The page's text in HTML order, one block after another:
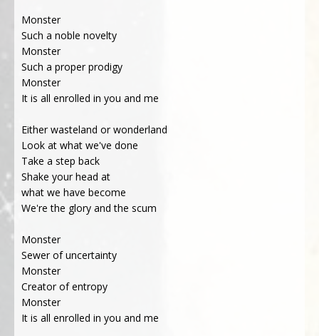
Monster
Such a noble novelty
Monster
Such a proper prodigy
Monster
It is all enrolled in you and me
Either wasteland or wonderland
Look at what we've done
Take a step back
Shake your head at
what we have become
We're the glory and the scum
Monster
Sewer of uncertainty
Monster
Creator of entropy
Monster
It is all enrolled in you and me